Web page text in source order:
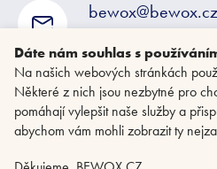
Dáte nám souhlas s
Na našich webových stránkách
Některé z nich jsou nezbytné pro
pomáhají vylepšit naše služby a
abychom vám mohli zobrazit ty
bewox@bewox.cz